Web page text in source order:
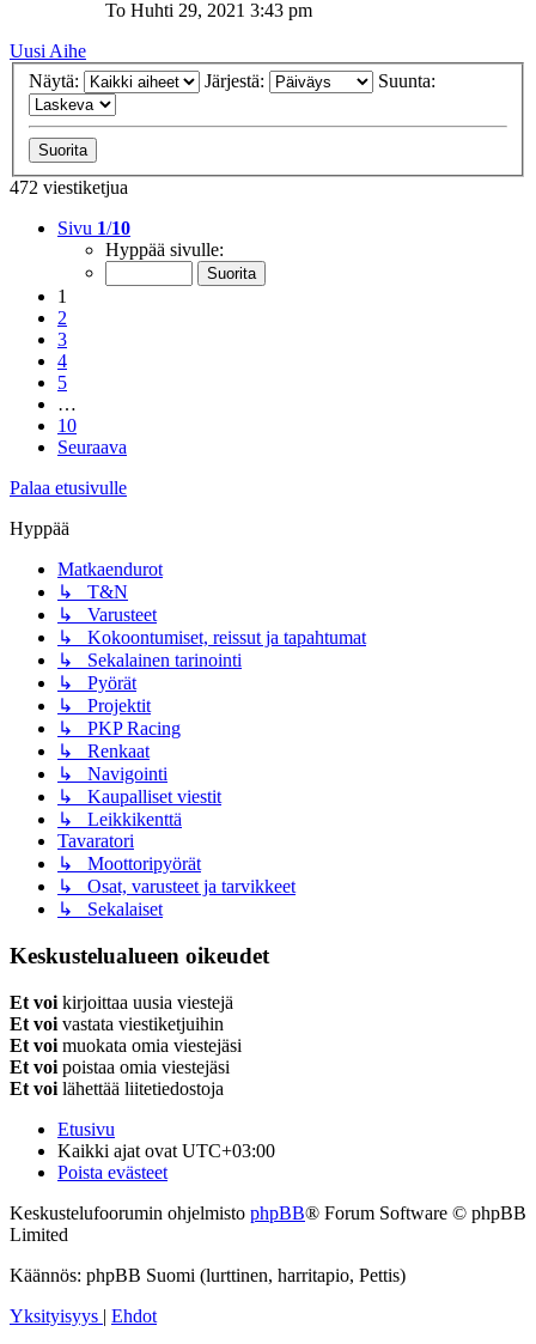
To Huhti 29, 2021 3:43 pm
Uusi Aihe
Näytä:
Järjestä: Suunta:
472 viestiketjua
Sivu 1/10
Hyppää sivulle:
1
2
3
4
5
…
10
Seuraava
Palaa etusivulle
Hyppää
Matkaendurot
↳ T&N
↳ Varusteet
↳ Kokoontumiset, reissut ja tapahtumat
↳ Sekalainen tarinointi
↳ Pyörät
↳ Projektit
↳ PKP Racing
↳ Renkaat
↳ Navigointi
↳ Kaupalliset viestit
↳ Leikkikenttä
Tavaratori
↳ Moottoripyörät
↳ Osat, varusteet ja tarvikkeet
↳ Sekalaiset
Keskustelualueen oikeudet
Et voi kirjoittaa uusia viestejä
Et voi vastata viestiketjuihin
Et voi muokata omia viestejäsi
Et voi poistaa omia viestejäsi
Et voi lähettää liitetiedostoja
Etusivu
Kaikki ajat ovat UTC+03:00
Poista evästeet
Keskustelufoorumin ohjelmisto phpBB® Forum Software © phpBB
Limited
Käännös: phpBB Suomi (lurttinen, harritapio, Pettis)
Yksityisyys | Ehdot